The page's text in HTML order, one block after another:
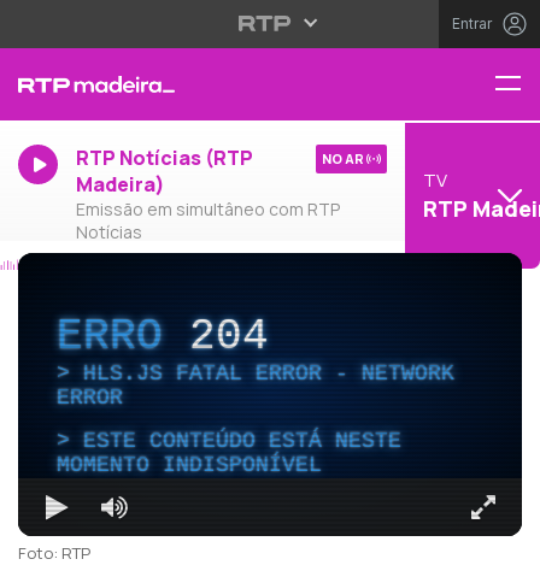
Entrar
RTP Notícias (RTP
Madeira)
Emissão em simultâneo com RTP
Notícias
NO AR
TV
RTP
ERRO204
HLS.JS FATAL ERROR - NETWORK
ERROR
ESTE CONTEÚDO ESTÁ NESTE
MOMENTO INDISPONÍVEL
Foto: RTP